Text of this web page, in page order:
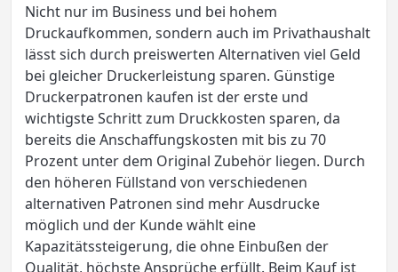
Nicht nur im Business und bei hohem
Druckaufkommen, sondern auch im Privathaushalt
lässt sich durch preiswerten Alternativen viel Geld
bei gleicher Druckerleistung sparen. Günstige
Druckerpatronen kaufen ist der erste und
wichtigste Schritt zum Druckkosten sparen, da
bereits die Anschaffungskosten mit bis zu 70
Prozent unter dem Original Zubehör liegen. Durch
den höheren Füllstand von verschiedenen
alternativen Patronen sind mehr Ausdrucke
möglich und der Kunde wählt eine
Kapazitätssteigerung, die ohne Einbußen der
Qualität, höchste Ansprüche erfüllt. Beim Kauf ist